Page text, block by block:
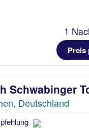
1
Preis
Schwabinger
Deutschland